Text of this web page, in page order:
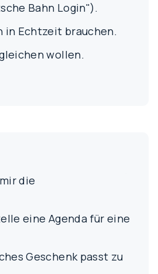
Bahn Login").
in Echtzeit brauchen.
wollen.
die
eine Agenda für eine
Geschenk passt zu